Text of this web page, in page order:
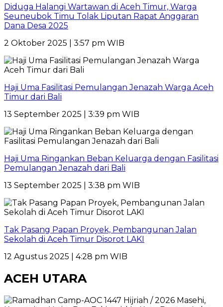
Diduga Halangi Wartawan di Aceh Timur, Warga
Seuneubok Timu Tolak Liputan Rapat Anggaran
Dana Desa 2025
2 Oktober 2025 | 3:57 pm WIB
Haji Uma Fasilitasi Pemulangan Jenazah Warga Aceh
Timur dari Bali
13 September 2025 | 3:39 pm WIB
Haji Uma Ringankan Beban Keluarga dengan Fasilitasi
Pemulangan Jenazah dari Bali
13 September 2025 | 3:38 pm WIB
Tak Pasang Papan Proyek, Pembangunan Jalan
Sekolah di Aceh Timur Disorot LAKI
12 Agustus 2025 | 4:28 pm WIB
ACEH UTARA